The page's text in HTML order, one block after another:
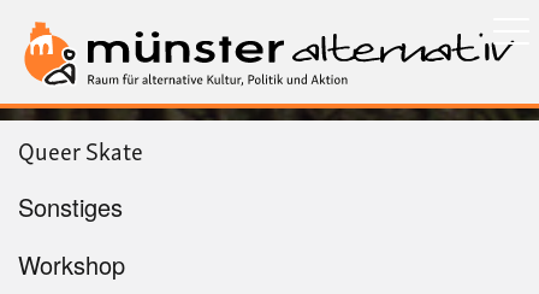
zum
Inhalt
Queer Skate
Sonstiges
Workshop